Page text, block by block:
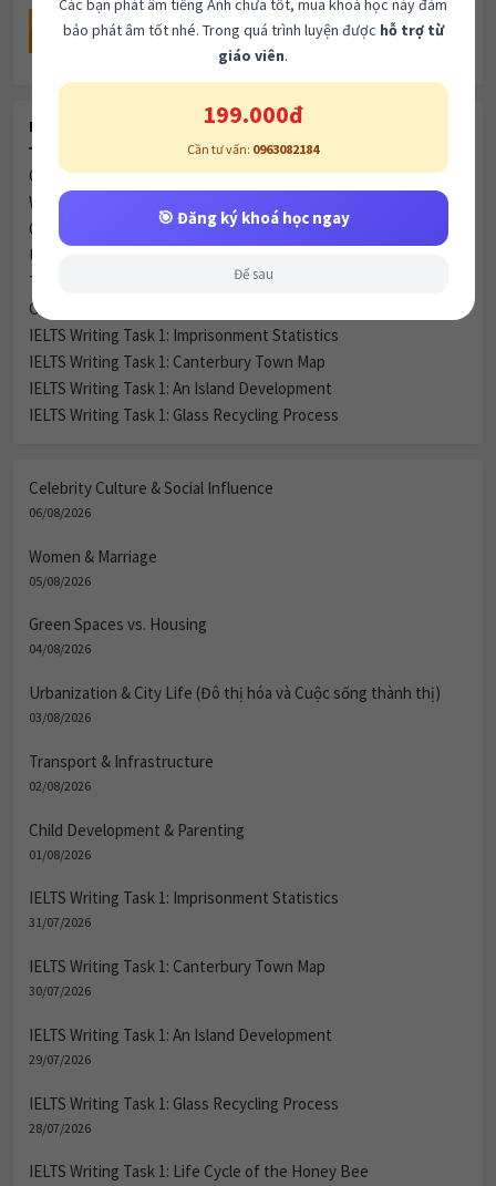
Nghe basic topic: Locations(unit 5)
RECENT POSTS
Celebrity Culture & Social Influence
Women & Marriage
Green Spaces vs. Housing
Urbanization & City Life (Đô thị hóa và Cuộc sống thành thị)
Transport & Infrastructure
Child Development & Parenting
IELTS Writing Task 1: Imprisonment Statistics
IELTS Writing Task 1: Canterbury Town Map
IELTS Writing Task 1: An Island Development
IELTS Writing Task 1: Glass Recycling Process
Celebrity Culture & Social Influence
06/08/2026
Women & Marriage
05/08/2026
Green Spaces vs. Housing
04/08/2026
Urbanization & City Life (Đô thị hóa và Cuộc sống thành thị)
03/08/2026
Transport & Infrastructure
02/08/2026
Child Development & Parenting
01/08/2026
IELTS Writing Task 1: Imprisonment Statistics
31/07/2026
IELTS Writing Task 1: Canterbury Town Map
30/07/2026
IELTS Writing Task 1: An Island Development
29/07/2026
IELTS Writing Task 1: Glass Recycling Process
28/07/2026
IELTS Writing Task 1: Life Cycle of the Honey Bee
🎯 Đăng ký khoá học ngay
Để sau